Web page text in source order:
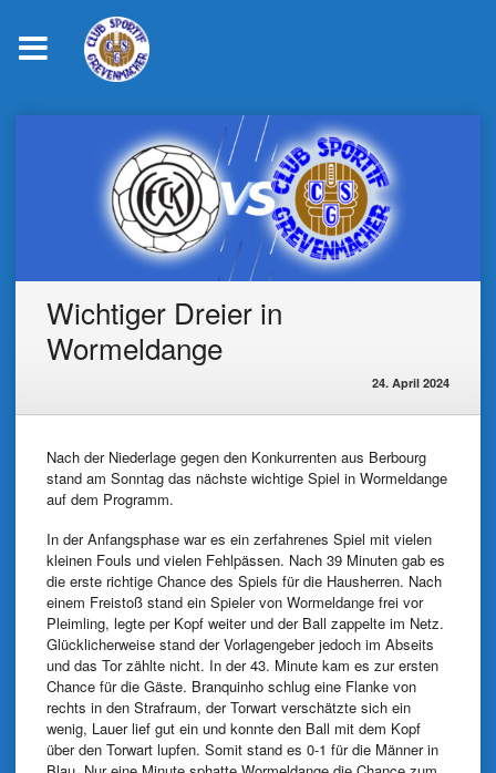
Wichtiger Dreier in
Wormeldange
24. April 2024
Nach der Niederlage gegen den Konkurrenten aus Berbourg
stand am Sonntag das nächste wichtige Spiel in Wormeldange
auf dem Programm.
In der Anfangsphase war es ein zerfahrenes Spiel mit vielen
kleinen Fouls und vielen Fehlpässen. Nach 39 Minuten gab es
die erste richtige Chance des Spiels für die Hausherren. Nach
einem Freistoß stand ein Spieler von Wormeldange frei vor
Pleimling, legte per Kopf weiter und der Ball zappelte im Netz.
Glücklicherweise stand der Vorlagengeber jedoch im Abseits
und das Tor zählte nicht. In der 43. Minute kam es zur ersten
Chance für die Gäste. Branquinho schlug eine Flanke von
rechts in den Strafraum, der Torwart verschätzte sich ein
wenig, Lauer lief gut ein und konnte den Ball mit dem Kopf
über den Torwart lupfen. Somit stand es 0-1 für die Männer in